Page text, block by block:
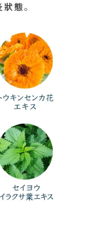
狀態。